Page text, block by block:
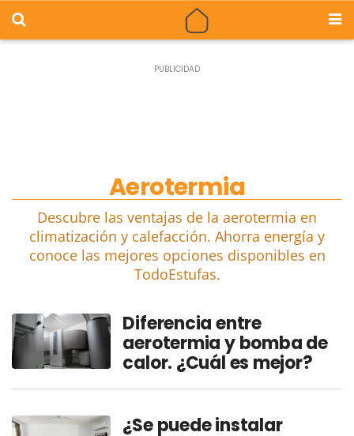
Aerotermia
Descubre las ventajas de la aerotermia en
climatización y calefacción. Ahorra energía y
conoce las mejores opciones disponibles en
TodoEstufas.
Diferencia entre
aerotermia y bomba de
calor. ¿Cuál es mejor?
¿Se puede instalar